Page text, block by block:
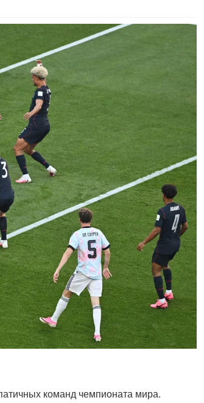
команд чемпионата мира.